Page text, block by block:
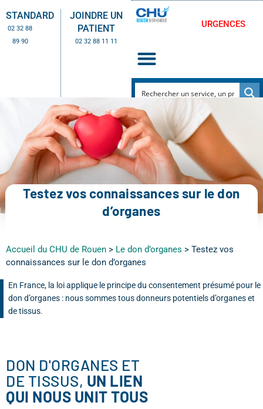
STANDARD
02 32 88
89 90
JOINDRE UN
PATIENT
02 32 88 11 11
URGENCES
Testez vos connaissances sur le don
d’organes
Accueil du CHU de Rouen > Le don d’organes > Testez vos
connaissances sur le don d’organes
En France, la loi applique le principe du consentement présumé pour le
don d’organes : nous sommes tous donneurs potentiels d’organes et
de tissus.
DON D'ORGANES ET
DE TISSUS, UN LIEN
QUI NOUS UNIT TOUS